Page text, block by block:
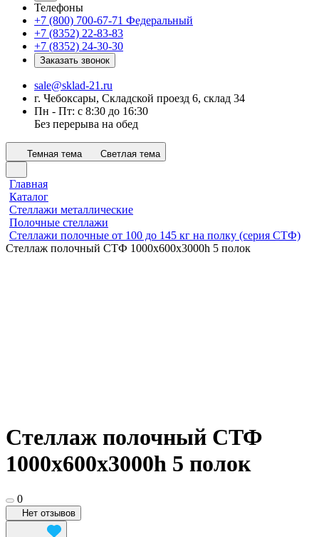
Телефоны
+7 (800) 700-67-71 Федеральный
+7 (8352) 22-83-83
+7 (8352) 24-30-30
Заказать звонок
sale@sklad-21.ru
г. Чебоксары, Складской проезд 6, склад 34
Пн - Пт: с 8:30 до 16:30
Без перерыва на обед
Темная тема Светлая тема
Главная
Каталог
Стеллажи металлические
Полочные стеллажи
Стеллажи полочные от 100 до 145 кг на полку (серия СТФ)
Стеллаж полочный СТФ 1000х600x3000h 5 полок
Стеллаж полочный СТФ
1000х600x3000h 5 полок
0
Нет отзывов